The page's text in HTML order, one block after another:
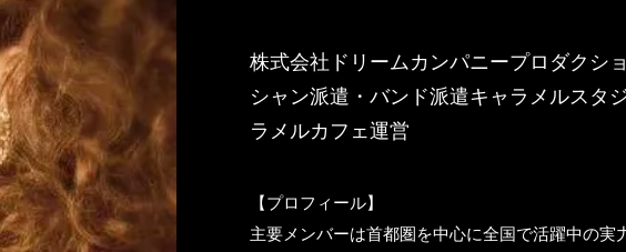
株式会社ドリームカンパニープロダクシ
シャン派遣・バンド派遣キャラメルスタ
ラメルカフェ運営
【プロフィール】
主要メンバーは首都圏を中心に全国で活躍中の実